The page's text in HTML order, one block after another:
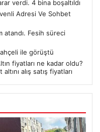
verdi. 4 bina boşaltıldı
Adresi Ve Sohbet
atandı. Fesih süreci
ile görüştü
fiyatları ne kadar oldu?
alış satış fiyatları